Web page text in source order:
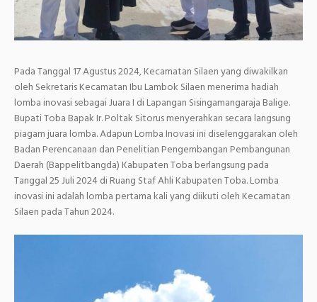
Pada Tanggal 17 Agustus 2024, Kecamatan Silaen yang diwakilkan
oleh Sekretaris Kecamatan Ibu Lambok Silaen menerima hadiah
lomba inovasi sebagai Juara I di Lapangan Sisingamangaraja Balige.
Bupati Toba Bapak Ir. Poltak Sitorus menyerahkan secara langsung
piagam juara lomba. Adapun Lomba Inovasi ini diselenggarakan oleh
Badan Perencanaan dan Penelitian Pengembangan Pembangunan
Daerah (Bappelitbangda) Kabupaten Toba berlangsung pada
Tanggal 25 Juli 2024 di Ruang Staf Ahli Kabupaten Toba. Lomba
inovasi ini adalah lomba pertama kali yang diikuti oleh Kecamatan
Silaen pada Tahun 2024.